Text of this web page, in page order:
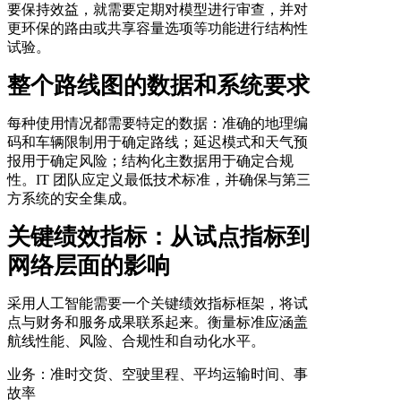
要保持效益，就需要定期对模型进行审查，并对
更环保的路由或共享容量选项等功能进行结构性
试验。
整个路线图的数据和系统要求
每种使用情况都需要特定的数据：准确的地理编
码和车辆限制用于确定路线；延迟模式和天气预
报用于确定风险；结构化主数据用于确定合规
性。IT 团队应定义最低技术标准，并确保与第三
方系统的安全集成。
关键绩效指标：从试点指标到
网络层面的影响
采用人工智能需要一个关键绩效指标框架，将试
点与财务和服务成果联系起来。衡量标准应涵盖
航线性能、风险、合规性和自动化水平。
业务：准时交货、空驶里程、平均运输时间、事
故率